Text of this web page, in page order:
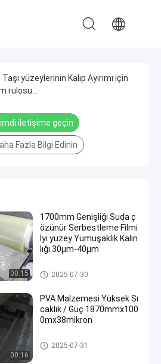
yüzeylerinin Kalıp Ayırımı için
rulosu
iletişime geçin
Fazla Bilgi Edinin
00:15
1700mm Genişliği Suda ç
özünür Serbestleme Filmi
İyi yüzey Yumuşaklık Kalın
lığı 30μm-40μm
Suda Çözünen Salım Filmi
2025-07-30
00:16
PVA Malzemesi Yüksek Sı
caklık / Güç 1870mmx100
0mx38mikron
Suda Çözünen Salım Filmi
2025-07-31